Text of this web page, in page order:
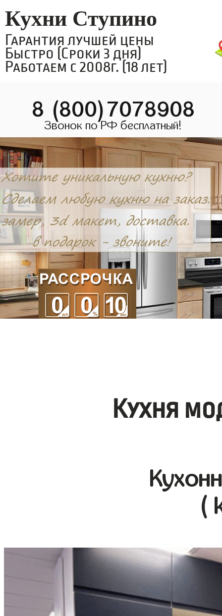
Кухни Ступино
Гарантия лучшей цены
Быстро (Сроки 3 дня)
Работаем с 2008г. (18 лет)
8 (800)7078908
Звонок по РФ бесплатный!
Кухня
(